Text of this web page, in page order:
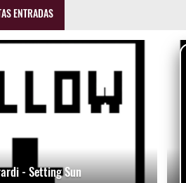
ENTRADAS
- Setting Sun